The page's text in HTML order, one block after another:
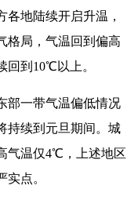
地陆续开启升温，
格局，气温回到偏高
回到10℃以上。
一带气温偏低情况
持续到元旦期间。城
气温仅4℃，上述地区
点。